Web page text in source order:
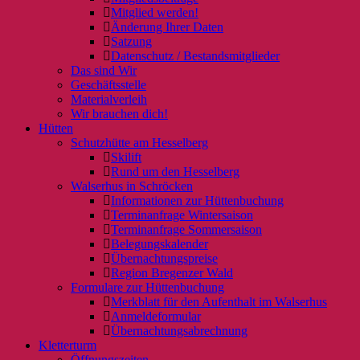
Mitglied werden!
Änderung Ihrer Daten
Satzung
Datenschutz / Bestandsmitglieder
Das sind Wir
Geschäftsstelle
Materialverleih
Wir brauchen dich!
Hütten
Schutzhütte am Hesselberg
Skilift
Rund um den Hesselberg
Walserhus in Schröcken
Informationen zur Hüttenbuchung
Terminanfrage Wintersaison
Terminanfrage Sommersaison
Belegungskalender
Übernachtungspreise
Region Bregenzer Wald
Formulare zur Hüttenbuchung
Merkblatt für den Aufenthalt im Walserhus
Anmeldeformular
Übernachtungsabrechnung
Kletterturm